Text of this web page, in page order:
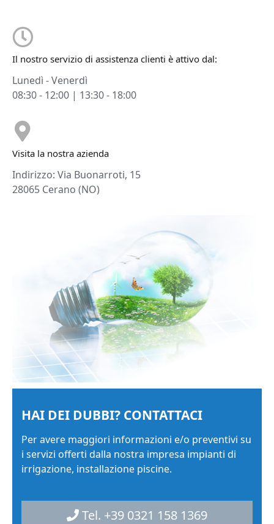
Il nostro servizio di assistenza clienti è attivo dal:
Lunedì - Venerdì
08:30 - 12:00 | 13:30 - 18:00
Visita la nostra azienda
Indirizzo: Via Buonarroti, 15
28065 Cerano (NO)
HAI DEI DUBBI? CONTATTACI
Per avere maggiori informazioni e/o preventivi su
i servizi offerti dalla nostra impresa impianti di
irrigazione, installazione piscine.
Tel. +39 0321 158 1369